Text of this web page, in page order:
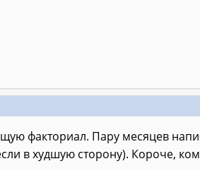
факториал. Пару месяцев
в худшую сторону). Короче,